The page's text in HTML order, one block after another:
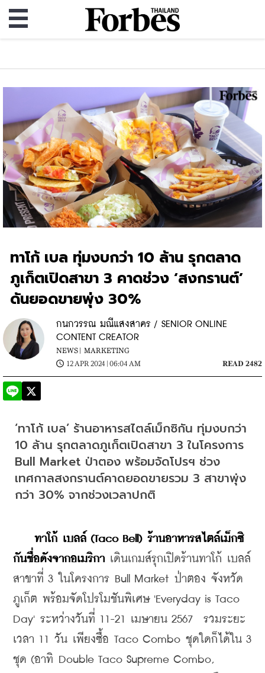
ทาโก้ เบล ทุ่มงบกว่า 10 ล้าน รุกตลาด
ภูเก็ตเปิดสาขา 3 คาดช่วง ‘สงกรานต์’
ดันยอดขายพุ่ง 30%
กนกวรรณ มณีแสงสาคร / SENIOR ONLINE
CONTENT CREATOR
NEWS | MARKETING
12 APR 2024 | 06:04 AM
READ 2482
‘ทาโก้ เบล’ ร้านอาหารสไตล์เม็กซิกัน ทุ่มงบกว่า
10 ล้าน รุกตลาดภูเก็ตเปิดสาขา 3 ในโครงการ
Bull Market ป่าตอง พร้อมจัดโปรฯ ช่วง
เทศกาลสงกรานต์คาดยอดขายรวม 3 สาขาพุ่ง
กว่า 30% จากช่วงเวลาปกติ
ทาโก้ เบลล์ (Taco Bell) ร้านอาหารสไตล์เม็กซิ
กันชื่อดังจากอเมริกา เดินเกมส์รุกเปิดร้านทาโก้ เบลล์
สาขาที่ 3 ในโครงการ Bull Market ป่าตอง จังหวัด
ภูเก็ต พร้อมจัดโปรโมชันพิเศษ 'Everyday is Taco
Day' ระหว่างวันที่ 11-21 เมษายน 2567  รวมระยะ
เวลา 11 วัน เพียงซื้อ Taco Combo ชุดใดก็ได้ใน 3
ชุด (อาทิ Double Taco Supreme Combo,